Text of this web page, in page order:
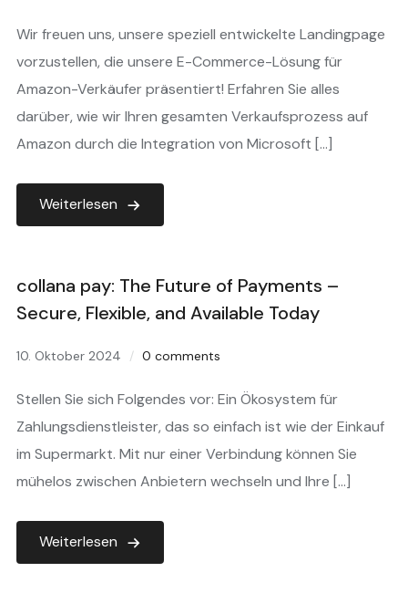
Wir freuen uns, unsere speziell entwickelte Landingpage
vorzustellen, die unsere E-Commerce-Lösung für
Amazon-Verkäufer präsentiert! Erfahren Sie alles
darüber, wie wir Ihren gesamten Verkaufsprozess auf
Amazon durch die Integration von Microsoft […]
Weiterlesen
collana pay: The Future of Payments –
Secure, Flexible, and Available Today
10. Oktober 2024 0 comments
Stellen Sie sich Folgendes vor: Ein Ökosystem für
Zahlungsdienstleister, das so einfach ist wie der Einkauf
im Supermarkt. Mit nur einer Verbindung können Sie
mühelos zwischen Anbietern wechseln und Ihre […]
Weiterlesen